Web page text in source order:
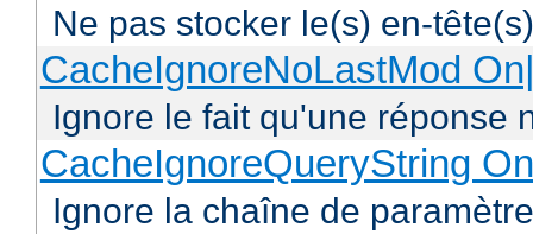
Ne pas stocker le(s) en-
CacheIgnoreNoLastMod
Ignore le fait qu'une réponse
CacheIgnoreQueryString
Ignore la chaîne de